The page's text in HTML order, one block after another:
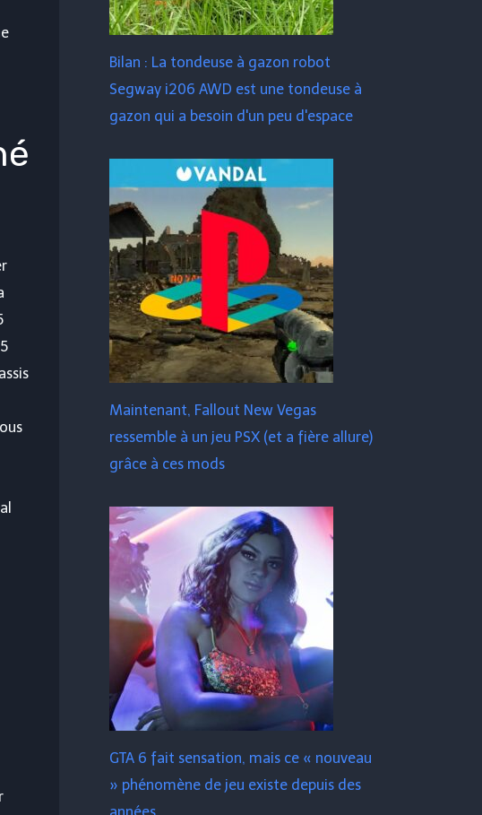
Bilan : La tondeuse à gazon robot
Segway i206 AWD est une tondeuse à
gazon qui a besoin d'un peu d'espace
Maintenant, Fallout New Vegas
ressemble à un jeu PSX (et a fière allure)
grâce à ces mods
GTA 6 fait sensation, mais ce « nouveau
» phénomène de jeu existe depuis des